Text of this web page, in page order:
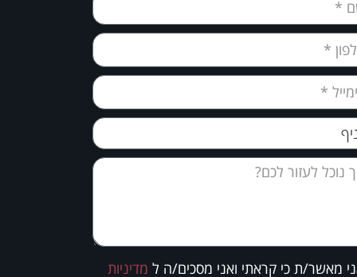
מאשר/ת כי קראתי ואני מסכים/ה ל מדיניות